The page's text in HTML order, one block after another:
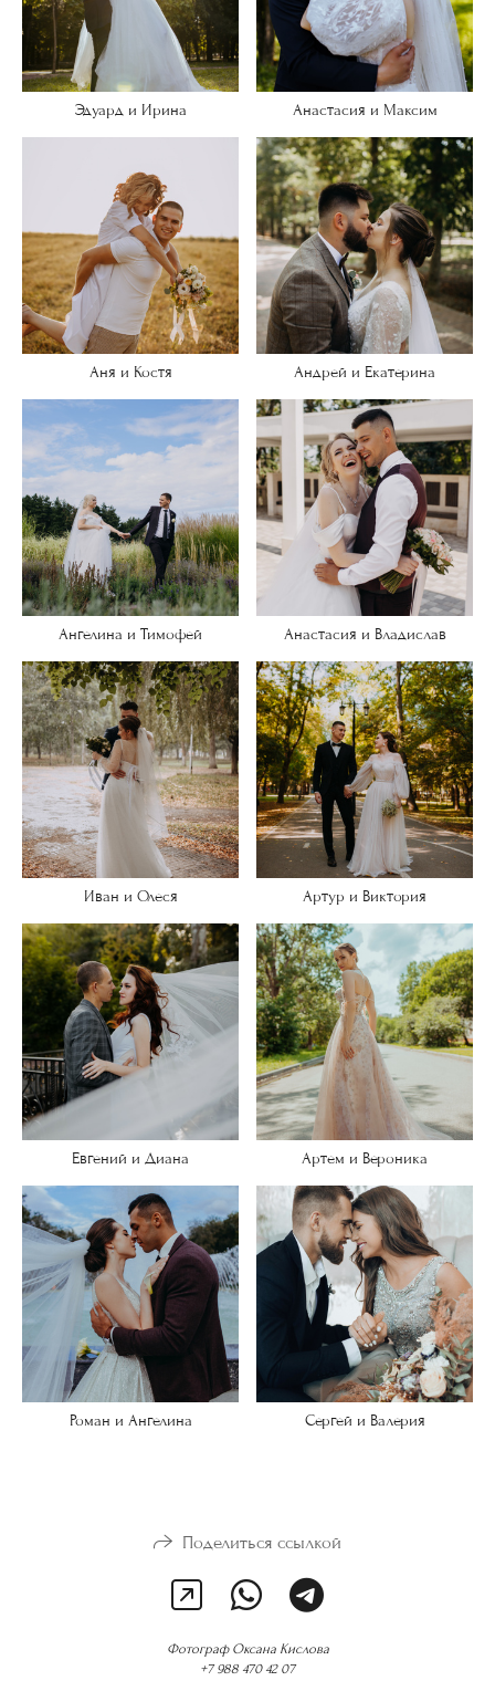
Эдуард и Ирина Анастасия и Максим
Аня и Костя Андрей и Екатерина
Ангелина и Тимофей Анастасия и Владислав
Иван и Олеся Артур и Виктория
Евгений и Диана Артем и Вероника
Роман и Ангелина Сергей и Валерия
Поделиться ссылкой
Фотограф Оксана Кислова
+7 988 470 42 07